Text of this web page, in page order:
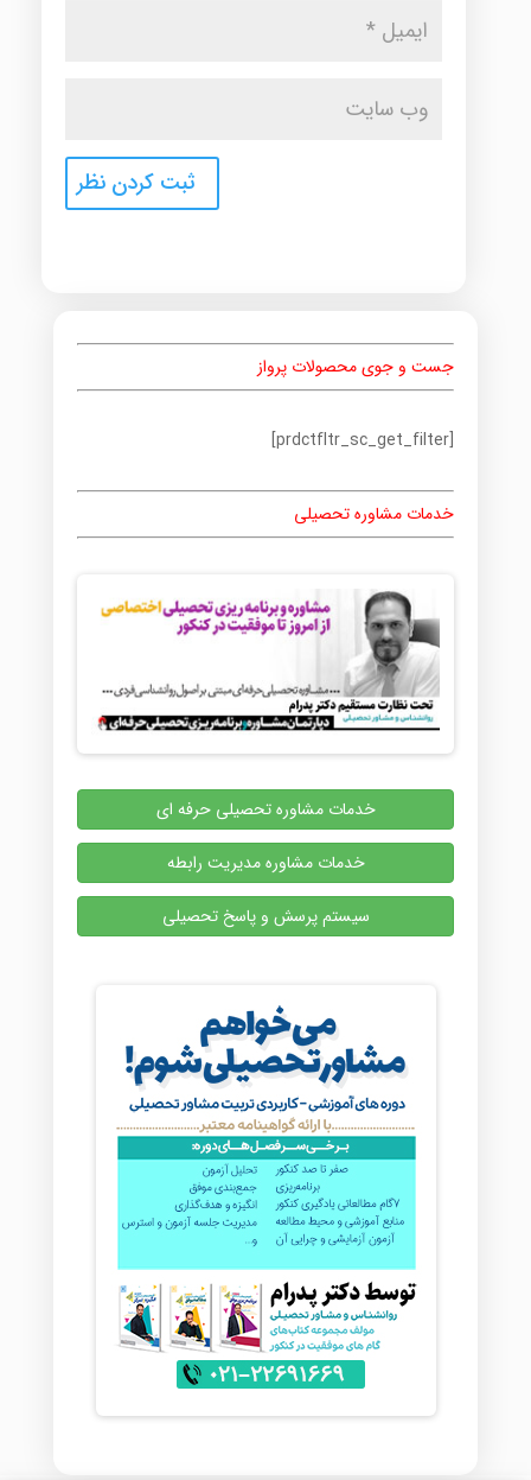
جست و جوی محصولات پرواز
[prdctfltr_sc_get_filter]
خدمات مشاوره تحصیلی
خدمات مشاوره تحصیلی حرفه ای
خدمات مشاوره مدیریت رابطه
سیستم پرسش و پاسخ تحصیلی